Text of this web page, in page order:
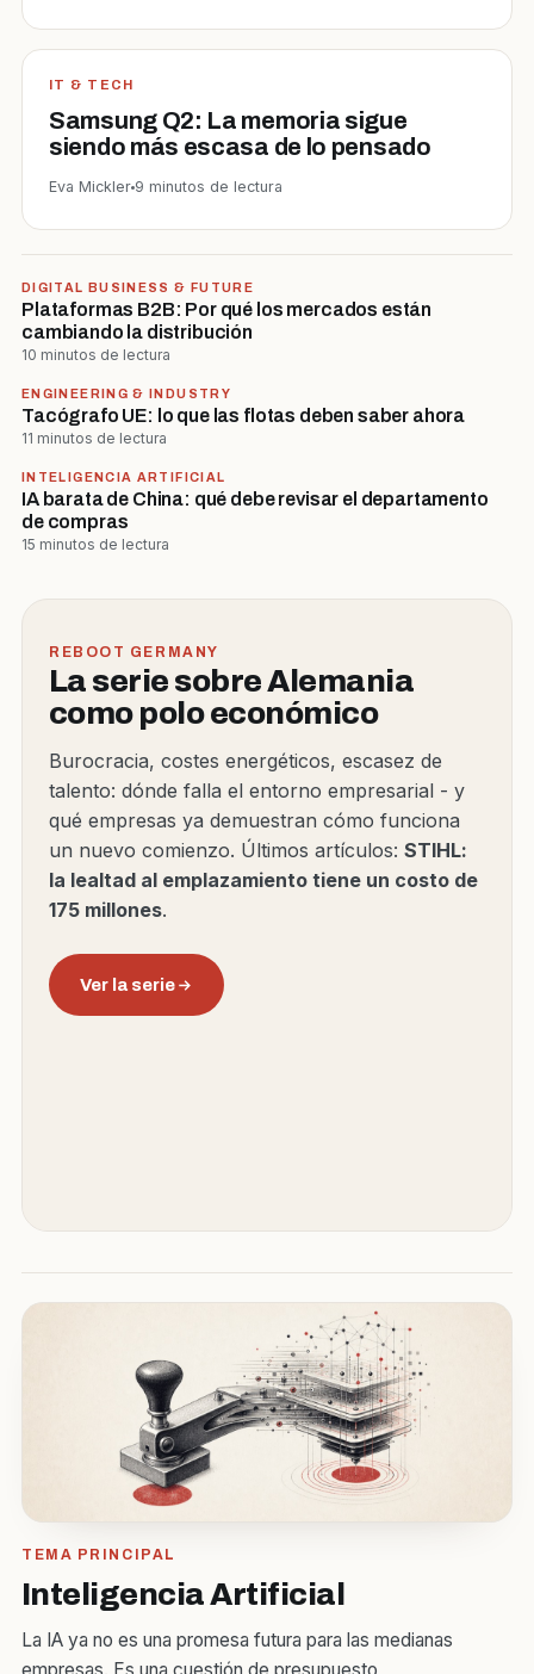
IT & TECH
Samsung Q2: La memoria sigue
siendo más escasa de lo pensado
Eva Mickler 9 minutos de lectura
DIGITAL BUSINESS & FUTURE
Plataformas B2B: Por qué los mercados están
cambiando la distribución
10 minutos de lectura
ENGINEERING & INDUSTRY
Tacógrafo UE: lo que las flotas deben saber ahora
11 minutos de lectura
INTELIGENCIA ARTIFICIAL
IA barata de China: qué debe revisar el departamento
de compras
15 minutos de lectura
REBOOT GERMANY
La serie sobre Alemania
como polo económico
Burocracia, costes energéticos, escasez de
talento: dónde falla el entorno empresarial - y
qué empresas ya demuestran cómo funciona
un nuevo comienzo. Últimos artículos: STIHL:
la lealtad al emplazamiento tiene un costo de
175 millones.
Ver la serie
TEMA PRINCIPAL
Inteligencia Artificial
La IA ya no es una promesa futura para las medianas